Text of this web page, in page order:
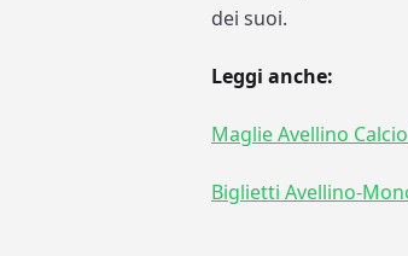
dei suoi.
Leggi anche:
Maglie Avellino
Biglietti Avellino-